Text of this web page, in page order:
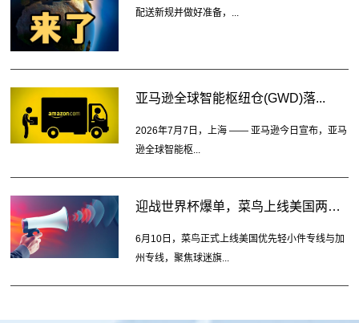
配送新规并做好准备，...
亚马逊全球智能枢纽仓(GWD)落...
2026年7月7日，上海 —— 亚马逊今日宣布，亚马
逊全球智能枢...
迎战世界杯爆单，菜鸟上线美国两大...
6月10日，菜鸟正式上线美国优先轻小件专线与加
州专线，聚焦球迷旗...